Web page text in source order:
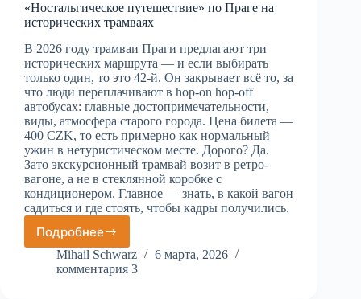
«Ностальгическое путешествие» по Праге на
исторических трамваях
В 2026 году трамваи Праги предлагают три
исторических маршрута — и если выбирать
только один, то это 42-й. Он закрывает всё то, за
что люди переплачивают в hop-on hop-off
автобусах: главные достопримечательности,
виды, атмосфера старого города. Цена билета —
400 CZK, то есть примерно как нормальный
ужин в нетуристическом месте. Дорого? Да.
Зато экскурсионный трамвай возит в ретро-
вагоне, а не в стеклянной коробке с
кондиционером. Главное — знать, в какой вагон
садиться и где стоять, чтобы кадры получились.
Подробнее«Ностальгическое
путешествие»
по
Mihail Schwarz
6 марта, 2026
комментария 3